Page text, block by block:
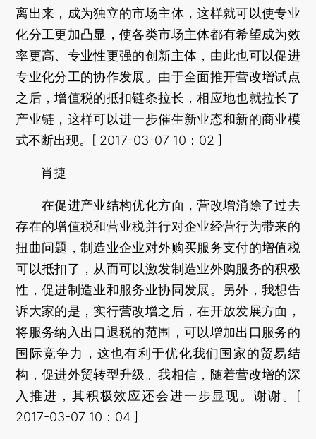
离出来，成为独立的市场主体，这样就可以使专业
化分工更加凸显，使各类市场主体都有希望成为效
率更高、专业性更强的创新主体，由此也可以促进
专业化分工的协作发展。由于全面推开营改增试点
之后，增值税的抵扣链条拉长，相应地也就拉长了
产业链，这样可以进一步催生新业态和新的商业模
式不断出现。[ 2017-03-07 10：02 ]
肖捷
在促进产业结构优化方面，营改增消除了过去
存在的增值税和营业税并行对企业经营行为带来的
扭曲问题，制造业企业对外购买服务支付的增值税
可以抵扣了，从而可以激发制造业外购服务的积极
性，促进制造业和服务业协同发展。另外，我想告
诉大家的是，实行营改增之后，在开放发展方面，
将服务纳入出口退税的范围，可以增加出口服务的
国际竞争力，这也有利于优化我们国家的贸易结
构，促进外贸转型升级。我相信，随着营改增的深
入推进，其积极效应还会进一步显现。谢谢。[
2017-03-07 10：04 ]